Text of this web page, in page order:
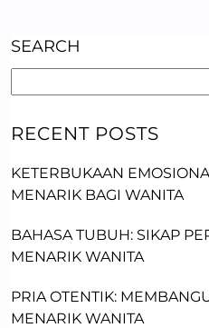
SEARCH
RECENT POSTS
KETERBUKAAN
MENARIK BAGI WANITA
BAHASA TUBUH: SIKAP
MENARIK WANITA
PRIA OTENTIK:
MENARIK WANITA